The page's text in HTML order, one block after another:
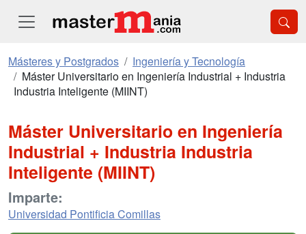
Másteres y Postgrados
Ingeniería y Tecnología
Máster Universitario en Ingeniería Industrial + Industria
Industria Inteligente (MIINT)
Máster Universitario en Ingeniería
Industrial + Industria Industria
Inteligente (MIINT)
Imparte:
Universidad Pontificia Comillas